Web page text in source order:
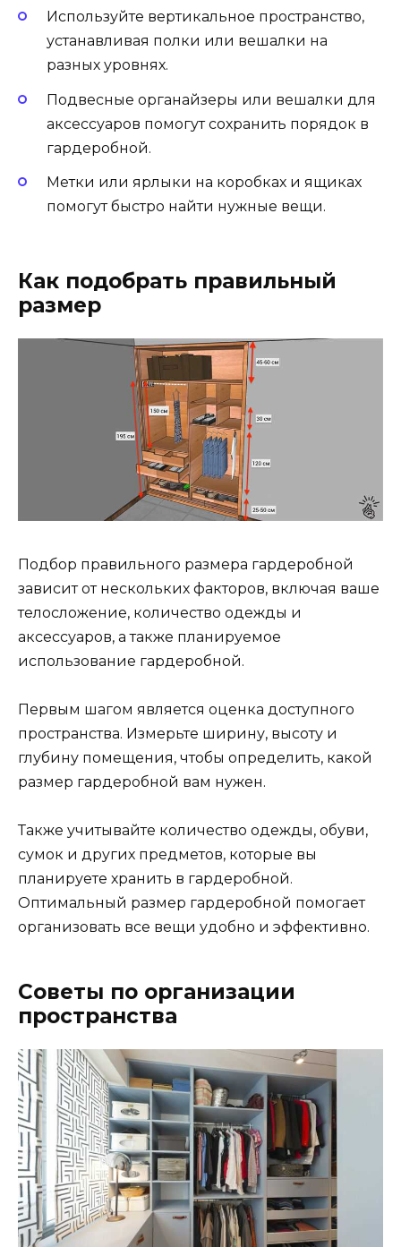
Используйте вертикальное пространство,
устанавливая полки или вешалки на
разных уровнях.
Подвесные органайзеры или вешалки для
аксессуаров помогут сохранить порядок в
гардеробной.
Метки или ярлыки на коробках и ящиках
помогут быстро найти нужные вещи.
Как подобрать правильный
размер
Подбор правильного размера гардеробной
зависит от нескольких факторов, включая ваше
телосложение, количество одежды и
аксессуаров, а также планируемое
использование гардеробной.
Первым шагом является оценка доступного
пространства. Измерьте ширину, высоту и
глубину помещения, чтобы определить, какой
размер гардеробной вам нужен.
Также учитывайте количество одежды, обуви,
сумок и других предметов, которые вы
планируете хранить в гардеробной.
Оптимальный размер гардеробной помогает
организовать все вещи удобно и эффективно.
Советы по организации
пространства